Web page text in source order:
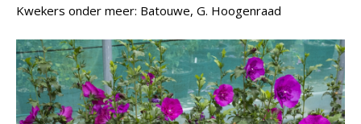
Kwekers onder meer: Batouwe, G. Hoogenraad